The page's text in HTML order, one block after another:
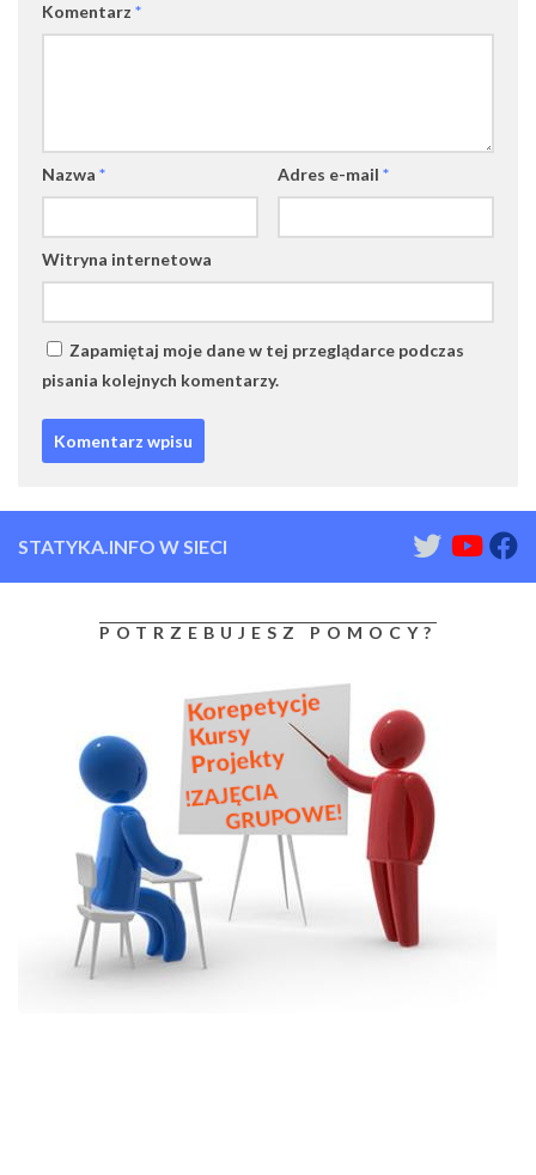
Komentarz *
Nazwa * Adres e-mail *
Witryna internetowa
Zapamiętaj moje dane w tej przeglądarce podczas
pisania kolejnych komentarzy.
STATYKA.INFO W SIECI
POTRZEBUJESZ POMOCY?